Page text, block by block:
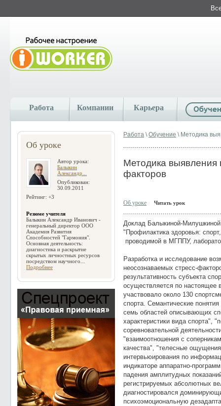
Работа Компании Карьера
Об уроке
Автор урока:
Балыкин
Александр...
Опубликован:
30.09.2011
Рейтинг: +3
Резюме учителя
Балыкин Александр Иванович -
генеральный директор ООО
Академия Развития
Способностей "Гармония".
Основная деятельность:
диагностика и раскрытие
скрытых личностных ресурсов
посредством научного...
Подробнее
Работа \Обучение \ Методика
Методика выявления
факторов
Об уроке Читать урок
Доклад Балыкиной-
"Профилактика здоровья:
проводимой в МГППУ,
Разработка и исследование
неосознаваемых стресс-
результативность субъекта
осуществляется по настоящее
участвовало около 130
спорта. Семантические
семь областей описывающих
характеристики вида спорта",
соревновательной
"взаимоотношения с
качества", "телесные
интервьюирования по
индикаторе аппаратно-
падения амплитудных
регистрируемых абсолютных
диагностировался
психоэмоциональную